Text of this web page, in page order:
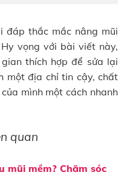
đáp thắc mắc nâng mũi
vọng với bài viết này,
thích hợp để sửa lại
một địa chỉ tin cậy, chất
mình một cách nhanh
quan
mũi mềm? Chăm sóc